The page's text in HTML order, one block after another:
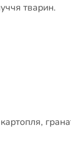
тварин.